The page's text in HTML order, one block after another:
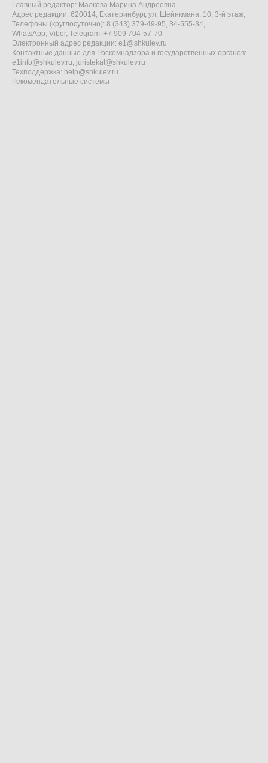
Главный редактор: Малкова Марина Андреевна
Адрес редакции: 620014, Екатеринбург, ул. Шейнкмана, 10, 3-й этаж,
Телефоны (круглосуточно): 8 (343) 379-49-95, 34-555-34,
WhatsApp, Viber, Telegram: +7 909 704-57-70
Электронный адрес редакции: e1@shkulev.ru
Контактные данные для Роскомнадзора и государственных органов:
e1info@shkulev.ru, juristekat@shkulev.ru
Техподдержка: help@shkulev.ru
Рекомендательные системы